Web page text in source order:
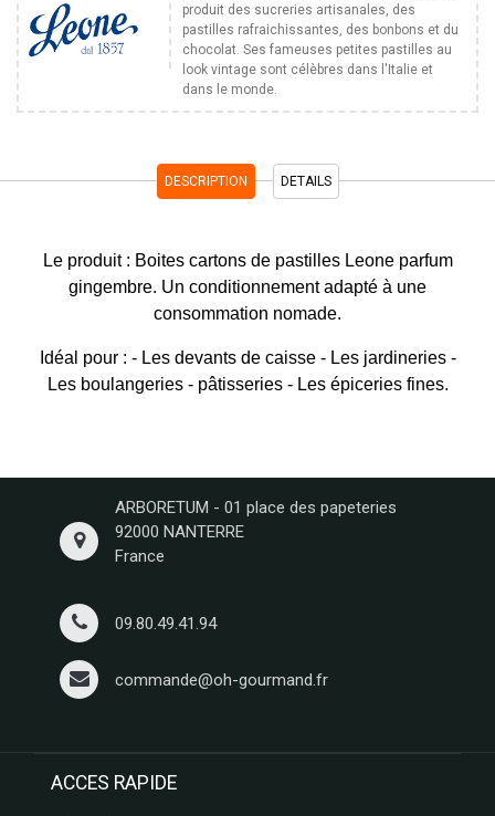
produit des sucreries artisanales, des
pastilles rafraichissantes, des bonbons et du
chocolat. Ses fameuses petites pastilles au
look vintage sont célèbres dans l'Italie et
dans le monde.
DESCRIPTION DETAILS
Le produit : Boites cartons de pastilles Leone parfum
gingembre. Un conditionnement adapté à une
consommation nomade.
Idéal pour : - Les devants de caisse - Les jardineries -
Les boulangeries - pâtisseries - Les épiceries fines.
ARBORETUM - 01 place des papeteries
92000 NANTERRE
France
09.80.49.41.94
commande@oh-gourmand.fr
ACCES RAPIDE